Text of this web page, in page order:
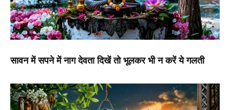
सावन में सपने में नाग देवता दिखें तो भूलकर भी न करें ये गलती